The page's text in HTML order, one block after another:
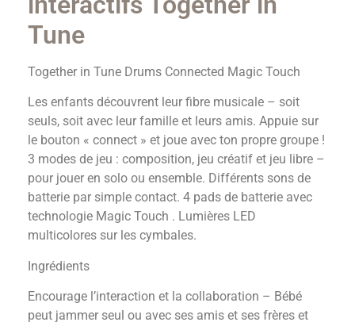
Tune
Together in Tune Drums Connected Magic Touch
Les enfants découvrent leur fibre musicale – soit
seuls, soit avec leur famille et leurs amis. Appuie sur
le bouton « connect » et joue avec ton propre groupe !
3 modes de jeu : composition, jeu créatif et jeu libre –
pour jouer en solo ou ensemble. Différents sons de
batterie par simple contact. 4 pads de batterie avec
technologie Magic Touch . Lumières LED
multicolores sur les cymbales.
Ingrédients
Encourage l’interaction et la collaboration – Bébé
peut jammer seul ou avec ses amis et ses frères et